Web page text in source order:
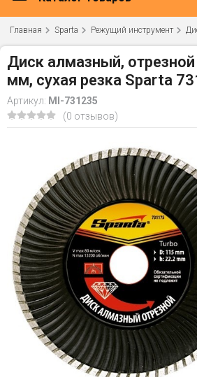
Главная Sparta Режущий инструмент
Диск алмазный,
мм, сухая резка Sparta
Артикул: MI-731235
(0 отзывов)